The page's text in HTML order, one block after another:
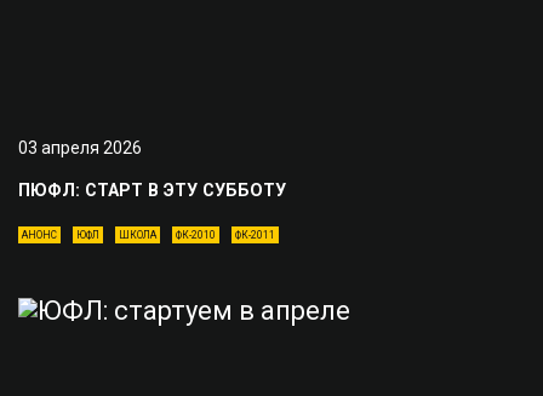
03 апреля 2026
ПЮФЛ: СТАРТ В ЭТУ СУББОТУ
АНОНС ЮФЛ ШКОЛА ФК-2010 ФК-2011